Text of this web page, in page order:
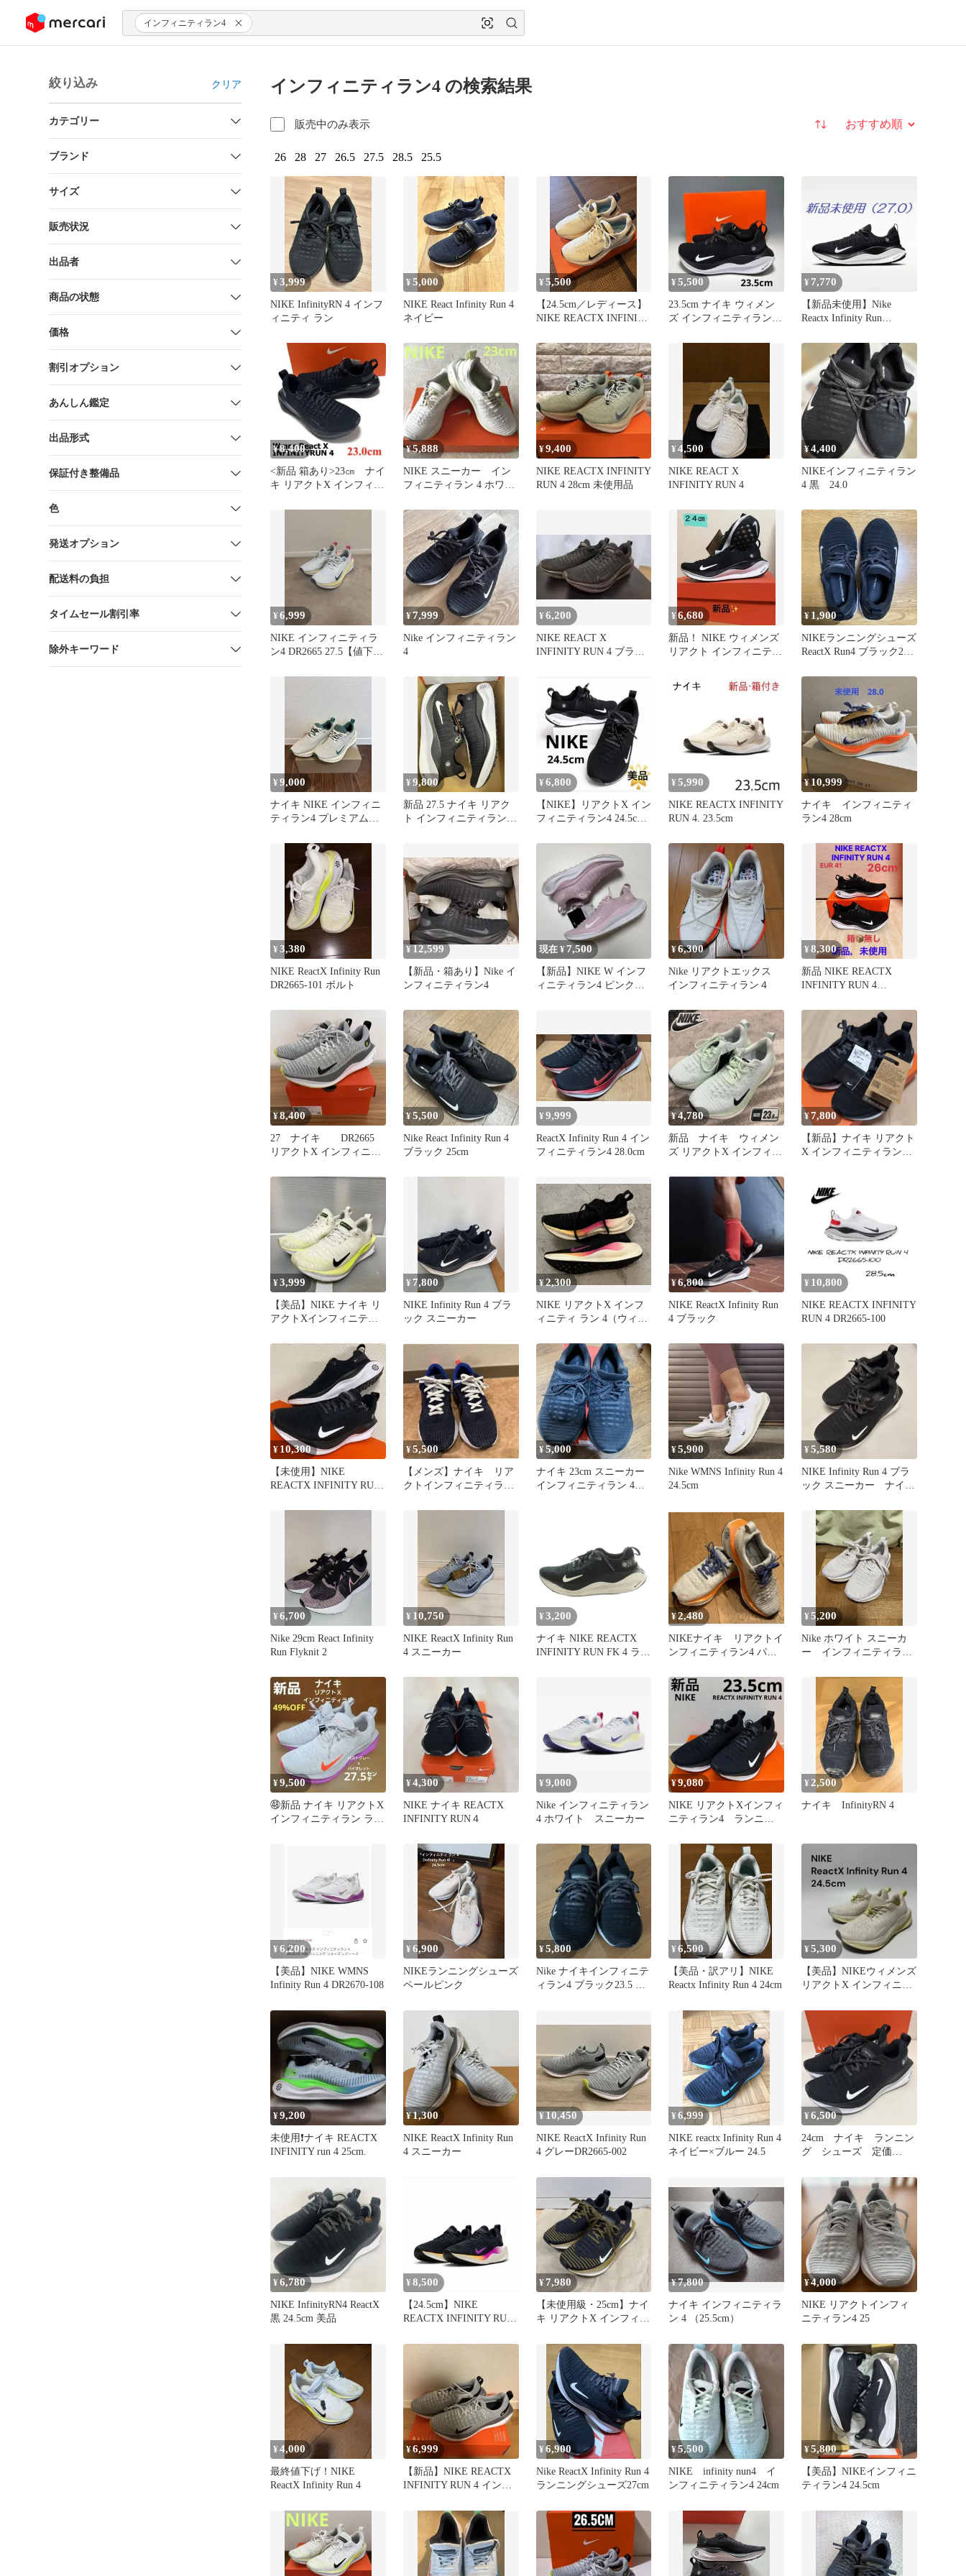
ツにスキップ インフィニティラン4
絞り込み クリア
カテゴリー
ブランド
サイズ
販売状況
出品者
商品の状態
価格
割引オプション
あんしん鑑定
出品形式
保証付き整備品
色
発送オプション
配送料の負担
タイムセール割引率
除外キーワード
インフィニティラン4 の検索結果
販売中のみ表示 並び替え
26 28 27 26.5 27.5 28.5 25.5
¥3,999
NIKE InfinityRN 4 インフ
ィニティ ラン
¥5,000
NIKE React Infinity Run 4
ネイビー
¥5,500
【24.5cm／レディース】
NIKE REACTX INFINITY
¥5,500
23.5cm ナイキ ウィメン
ズ インフィニティラン4
¥ 7,770
【新品未使用】Nike
Reactx Infinity Run
¥8,400
<新品 箱あり>23㎝ ナイ
キ リアクトX インフィニ
¥5,888
NIKE スニーカー イン
フィニティラン 4 ホワイ
¥9,400
NIKE REACTX INFINITY
RUN 4 28cm 未使用品
¥4,500
NIKE REACT X
INFINITY RUN 4
¥4,400
NIKEインフィニティラン
4 黒 24.0
¥6,999
NIKE インフィニティラ
ン4 DR2665 27.5【値下
¥7,999
Nike インフィニティラン
4
¥6,200
NIKE REACT X
INFINITY RUN 4 ブラッ
¥6,680
新品！ NIKE ウィメンズ
リアクト インフィニティ
¥ 1,900
NIKEランニングシューズ
ReactX Run4 ブラック23.5
¥9,000
ナイキ NIKE インフィニ
ティラン4 プレミアム
¥9,800
新品 27.5 ナイキ リアク
ト インフィニティラン 4
¥ 6,800
【NIKE】リアクトX イン
フィニティラン4 24.5cm
¥ 5,990
NIKE REACTX INFINITY
RUN 4. 23.5cm
¥10,999
ナイキ インフィニティ
ラン4 28cm
¥3,380
NIKE ReactX Infinity Run
DR2665-101 ボルト
¥ 12,599
【新品・箱あり】Nike イ
ンフィニティラン4
現在 ¥ 7,500
【新品】NIKE W インフ
ィニティラン4 ピンク
¥6,300
Nike リアクトエックス
インフィニティラン４
¥8,300
新品 NIKE REACTX
INFINITY RUN 4
¥8,400
27 ナイキ DR2665
リアクトX インフィニテ
¥5,500
Nike React Infinity Run 4
ブラック 25cm
¥9,999
ReactX Infinity Run 4 イン
フィニティラン4 28.0cm
¥4,780
新品 ナイキ ウィメン
ズ リアクトX インフィニ
¥7,800
【新品】ナイキ リアクト
X インフィニティラン４
¥3,999
【美品】NIKE ナイキ リ
アクトXインフィニティ
¥ 7,800
NIKE Infinity Run 4 ブラ
ック スニーカー
¥2,300
NIKE リアクトX インフ
ィニティ ラン 4（ウィメ
¥6,800
NIKE ReactX Infinity Run
4 ブラック
¥ 10,800
NIKE REACTX INFINITY
RUN 4 DR2665-100
¥ 10,300
【未使用】NIKE
REACTX INFINITY RUN
¥5,500
【メンズ】ナイキ リア
クトインフィニティラ
¥5,000
ナイキ 23cm スニーカー
インフィニティラン 4
¥5,900
Nike WMNS Infinity Run 4
24.5cm
¥5,580
NIKE Infinity Run 4 ブラ
ック スニーカー ナイ
¥6,700
Nike 29cm React Infinity
Run Flyknit 2
¥ 10,750
NIKE ReactX Infinity Run
4 スニーカー
¥ 3,200
ナイキ NIKE REACTX
INFINITY RUN FK 4 ラン
¥2,480
NIKEナイキ リアクトイ
ンフィニティラン4 パリ
¥5,200
Nike ホワイト スニーカ
ー インフィニティラン
¥9,500
㊽新品 ナイキ リアクトX
インフィニティラン ラン
¥4,300
NIKE ナイキ REACTX
INFINITY RUN４
¥9,000
Nike インフィニティラン
4 ホワイト スニーカー
¥9,080
NIKE リアクトXインフィ
ニティラン4 ランニン
¥ 2,500
ナイキ InfinityRN 4
¥6,200
【美品】NIKE WMNS
Infinity Run 4 DR2670-108
¥6,900
NIKEランニングシューズ
ペールピンク
¥5,800
Nike ナイキインフィニテ
ィラン4 ブラック23.5 ウ
¥6,500
【美品・訳アリ】NIKE
Reactx Infinity Run 4 24cm
¥5,300
【美品】NIKEウィメンズ
リアクトX インフィニテ
¥9,200
未使用❗ナイキ REACTX
INFINITY run 4 25cm.
¥1,300
NIKE ReactX Infinity Run
4 スニーカー
¥ 10,450
NIKE ReactX Infinity Run
4 グレーDR2665-002
¥6,999
NIKE reactx Infinity Run 4
ネイビー×ブルー 24.5
¥6,500
24cm ナイキ ランニン
グ シューズ 定価
¥6,780
NIKE InfinityRN4 ReactX
黒 24.5cm 美品
¥ 8,500
【24.5cm】NIKE
REACTX INFINITY RUN
¥ 7,980
【未使用級・25cm】ナイ
キ リアクトX インフィニ
¥7,800
ナイキ インフィニティラ
ン 4 （25.5cm）
¥4,000
NIKE リアクトインフィ
ニティラン4 25
¥4,000
最終値下げ！NIKE
ReactX Infinity Run 4
¥6,999
【新品】NIKE REACTX
INFINITY RUN 4 インフ
¥6,900
Nike ReactX Infinity Run 4
ランニングシューズ27cm
¥5,500
NIKE infinity nun4 イ
ンフィニティラン4 24cm
¥5,800
【美品】NIKEインフィニ
ティラン4 24.5cm